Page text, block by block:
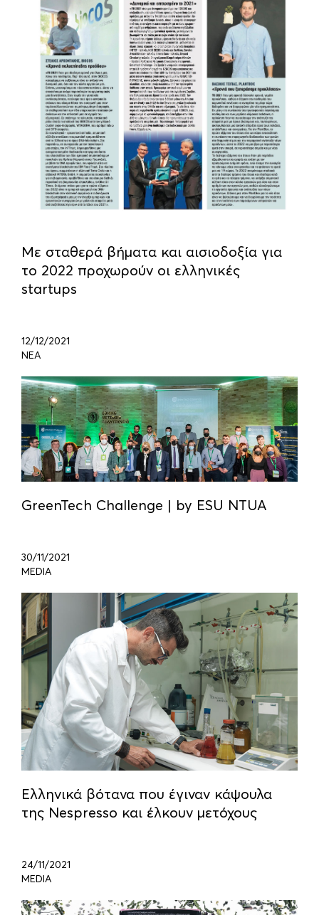
Mε σταθερά βήματα και αισιοδοξία για
το 2022 προχωρούν οι ελληνικές
startups
12/12/2021
ΝΕΑ
GreenTech Challenge | by ESU NTUA
30/11/2021
MEDIA
Ελληνικά βότανα που έγιναν κάψουλα
της Nespresso και έλκουν μετόχους
24/11/2021
MEDIA